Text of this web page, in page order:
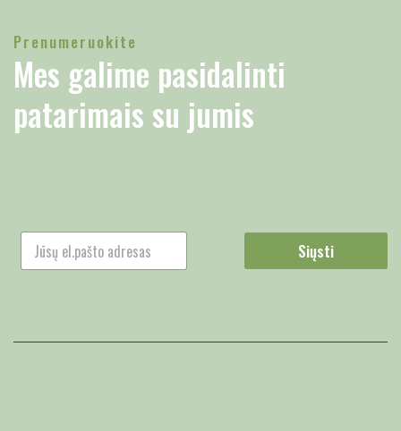
Prenumeruokite
Mes galime pasidalinti
patarimais su jumis
Siųsti